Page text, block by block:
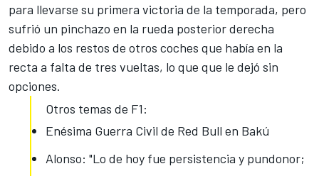
para llevarse su primera victoria de la temporada, pero
sufrió un pinchazo en la rueda posterior derecha
debido a los restos de otros coches que había en la
recta a falta de tres vueltas, lo que que le dejó sin
opciones.
Otros temas de F1:
Enésima Guerra Civil de Red Bull en Bakú
Alonso: "Lo de hoy fue persistencia y pundonor;